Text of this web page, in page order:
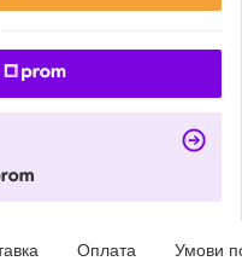
Оплата Умови